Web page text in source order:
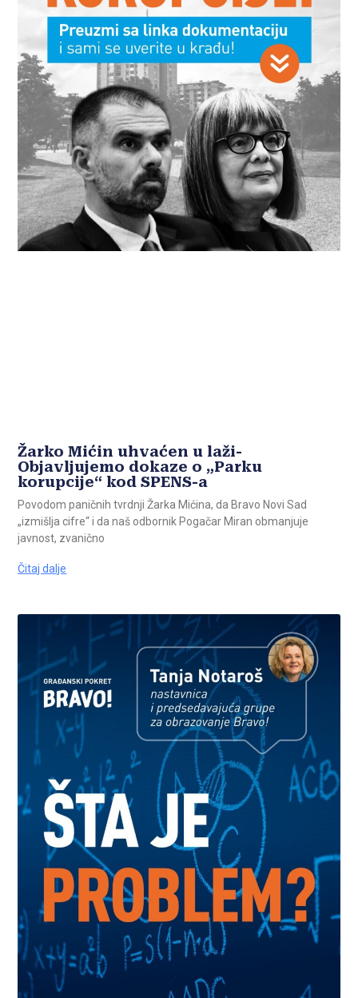
Žarko Mićin uhvaćen u laži-
Objavljujemo dokaze o „Parku
korupcije“ kod SPENS-a
Povodom paničnih tvrdnji Žarka Mićina, da Bravo Novi Sad
„izmišlja cifre“ i da naš odbornik Pogačar Miran obmanjuje
javnost, zvanično
Čitaj dalje